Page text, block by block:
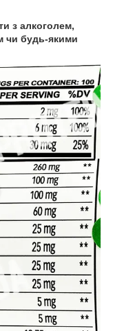
з алкоголем,
чи будь-якими